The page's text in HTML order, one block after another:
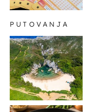
PUTOVANJA